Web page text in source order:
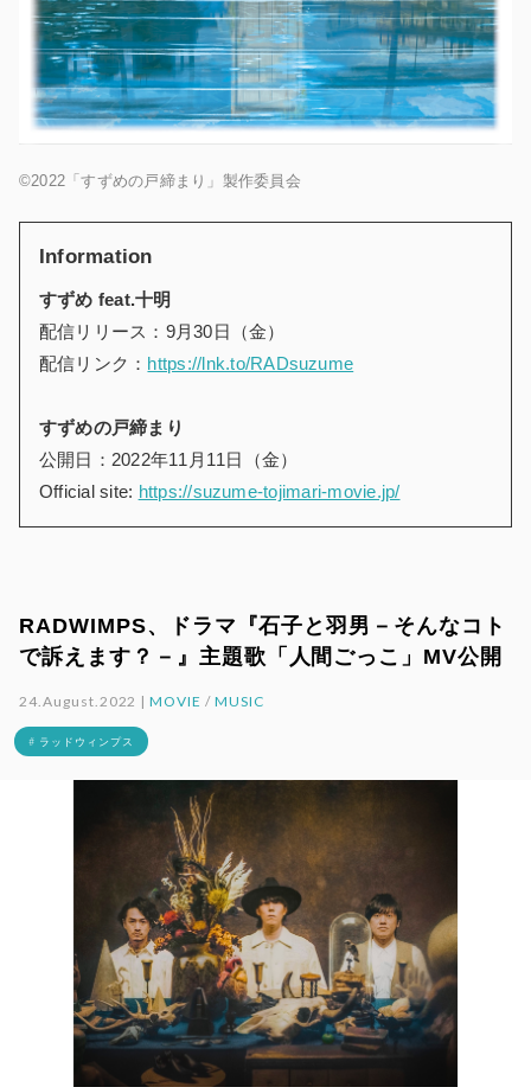
©2022「すずめの戸締まり」製作委員会
Information
すずめ feat.十明
配信リリース：9月30日（金）
配信リンク： https://lnk.to/RADsuzume
すずめの戸締まり
公開日：2022年11月11日（金）
Official site: https://suzume-tojimari-movie.jp/
RADWIMPS、ドラマ『石子と羽男－そんなコト
で訴えます？－』主題歌「人間ごっこ」MV公開
24.August.2022 |MOVIE /MUSIC
# ラッドウィンプス